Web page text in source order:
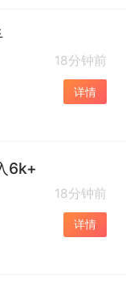
18分钟前
详情
6k+
18分钟前
详情